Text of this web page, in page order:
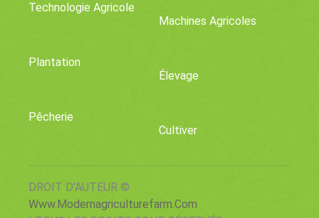
Technologie Agricole
Machines Agricoles
Plantation
Élevage
Pêcherie
Cultiver
DROIT D'AUTEUR ©
Www.modernagriculturefarm.com